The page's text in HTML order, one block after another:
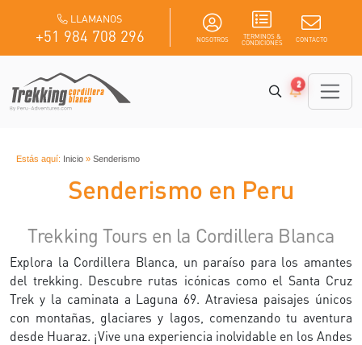
LLAMANOS
+51 984 708 296 NOSOTROS
TERMINOS &
CONDICIONES
CONTACTO
2
Estás aquí: Inicio » Senderismo
Senderismo en Peru
Trekking Tours en la Cordillera Blanca
Explora la Cordillera Blanca, un paraíso para los amantes
del trekking. Descubre rutas icónicas como el Santa Cruz
Trek y la caminata a Laguna 69. Atraviesa paisajes únicos
con montañas, glaciares y lagos, comenzando tu aventura
desde Huaraz. ¡Vive una experiencia inolvidable en los Andes